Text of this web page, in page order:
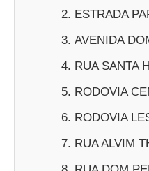
ESTRADA
AVENIDA
RUA SANTA
RODOVIA
RODOVIA
RUA ALVIM